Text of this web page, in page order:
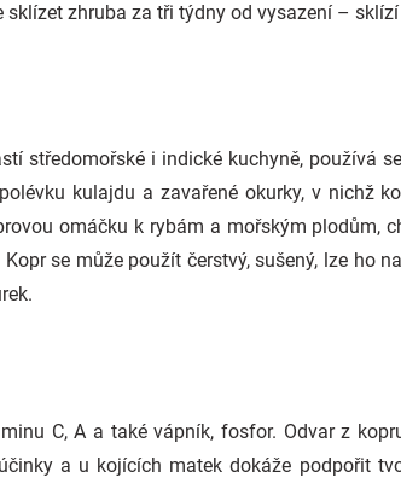
sklízet zhruba za tři týdny od vysazení –
středomořské i indické kuchyně, používá
kulajdu a zavařené okurky, v nichž
omáčku k rybám a mořským plodům,
se může použít čerstvý, sušený, lze ho
C, A a také vápník, fosfor. Odvar z
a u kojících matek dokáže podpořit